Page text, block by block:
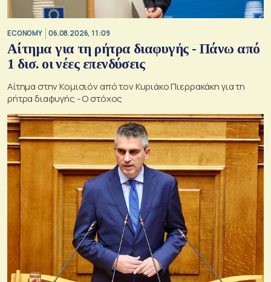
ECONOMY 06.08.2026, 11:09
Αίτημα για τη ρήτρα διαφυγής - Πάνω από
1 δισ. οι νέες επενδύσεις
Αίτημα στην Κομισιόν από τον Κυριάκο Πιερρακάκη για τη
ρήτρα διαφυγής - Ο στόχος